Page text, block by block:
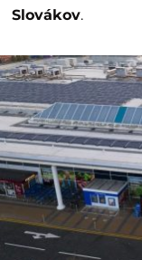
Slovákov.